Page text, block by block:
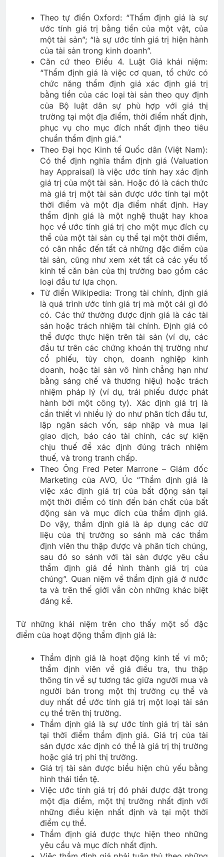
Theo tự điển Oxford: “Thẩm định giá là sự
ước tính giá trị bằng tiền của một vật, của
một tài sản”; “là sự ước tính giá trị hiện hành
của tài sản trong kinh doanh”.
Căn cứ theo Điều 4. Luật Giá khái niệm:
“Thẩm định giá là việc cơ quan, tổ chức có
chức năng thẩm định giá xác định giá trị
bằng tiền của các loại tài sản theo quy định
của Bộ luật dân sự phù hợp với giá thị
trường tại một địa điểm, thời điểm nhất định,
phục vụ cho mục đích nhất định theo tiêu
chuẩn thẩm định giá.”
Theo Đại học Kinh tế Quốc dân (Việt Nam):
Có thể định nghĩa thẩm định giá (Valuation
hay Appraisal) là việc ước tính hay xác định
giá trị của một tài sản. Hoặc đó là cách thức
mà giá trị một tài sản được ước tính tại một
thời điểm và một địa điểm nhất định. Hay
thẩm định giá là một nghệ thuật hay khoa
học về ước tính giá trị cho một mục đích cụ
thể của một tài sản cụ thể tại một thời điểm,
có cân nhắc đến tất cả những đặc điểm của
tài sản, cũng như xem xét tất cả các yếu tố
kinh tế căn bản của thị trường bao gồm các
loại đầu tư lựa chọn.
Từ điển Wikipedia: Trong tài chính, định giá
là quá trình ước tính giá trị mà một cái gì đó
có. Các thứ thường được định giá là các tài
sản hoặc trách nhiệm tài chính. Định giá có
thể được thực hiện trên tài sản (ví dụ, các
đầu tư trên các chứng khoán thị trường như
cổ phiếu, tùy chọn, doanh nghiệp kinh
doanh, hoặc tài sản vô hình chẳng hạn như
bằng sáng chế và thương hiệu) hoặc trách
nhiệm pháp lý (ví dụ, trái phiếu được phát
hành bởi một công ty). Xác định giá trị là
cần thiết vì nhiều lý do như phân tích đầu tư,
lập ngân sách vốn, sáp nhập và mua lại
giao dịch, báo cáo tài chính, các sự kiện
chịu thuế để xác định đúng trách nhiệm
thuế, và trong tranh chấp.
Theo Ông Fred Peter Marrone – Giám đốc
Marketing của AVO, Úc “Thẩm định giá là
việc xác định giá trị của bất động sản tại
một thời điểm có tính đến bản chất của bất
động sản và mục đích của thẩm định giá.
Do vậy, thẩm định giá là áp dụng các dữ
liệu của thị trường so sánh mà các thẩm
định viên thu thập được và phân tích chúng,
sau đó so sánh với tài sản được yêu cầu
thẩm định giá để hình thành giá trị của
chúng”. Quan niệm về thẩm định giá ở nước
ta và trên thế giới vẫn còn những khác biệt
đáng kể.
Từ những khái niệm trên cho thấy một số đặc
điểm của hoạt động thẩm định giá là:
Thẩm định giá là hoạt động kinh tế vi mô;
thẩm định viên về giá điều tra, thu thập
thông tin về sự tương tác giữa người mua và
người bán trong một thị trường cụ thể và
duy nhất để ước tính giá trị một loại tài sản
cụ thể trên thị trường.
Thẩm định giá là sự ước tính giá trị tài sản
tại thời điểm thẩm định giá. Giá trị của tài
sản đựơc xác định có thể là giá trị thị trường
hoặc giá trị phi thị trường.
Giá trị tài sản được biểu hiện chủ yếu bằng
hình thái tiền tệ.
Việc ước tính giá trị đó phải được đặt trong
một địa điểm, một thị trường nhất định với
những điều kiện nhất định và tại một thời
điểm cụ thể.
Thẩm định giá được thực hiện theo những
yêu cầu và mục đích nhất định.